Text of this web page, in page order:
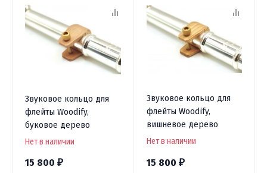
Звуковое кольцо для
флейты Woodify,
буковое дерево
Нет в наличии
15 800 ₽
Звуковое кольцо для
флейты Woodify,
вишневое дерево
Нет в наличии
15 800 ₽